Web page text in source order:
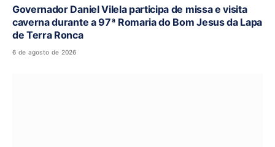
Governador Daniel Vilela participa de missa e visita
caverna durante a 97ª Romaria do Bom Jesus da Lapa
de Terra Ronca
6 de agosto de 2026